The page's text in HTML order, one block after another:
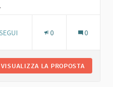
3 SOSTENITORI
SEGUI 0 0
VISUALIZZA LA PROPOSTA